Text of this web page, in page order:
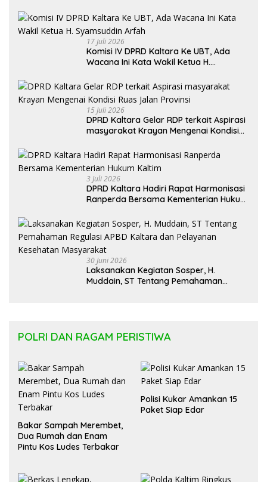
Selatan
17 Juli 2026
Komisi IV DPRD Kaltara Ke UBT, Ada
Wacana Ini Kata Wakil Ketua H.
15 Juli 2026
DPRD Kaltara Gelar RDP terkait Aspirasi
masyarakat Krayan Mengenai Kondisi
3 Juli 2026
DPRD Kaltara Hadiri Rapat Harmonisasi
Ranperda Bersama Kementerian Hukum
30 Juni 2026
Laksanakan Kegiatan Sosper, H.
Muddain, ST Tentang Pemahaman
POLRI DAN RAGAM PERISTIWA
Bakar Sampah Merembet,
Dua Rumah dan Enam
Pintu Kos Ludes Terbakar
Polisi Kukar Amankan 15
Paket Siap Edar